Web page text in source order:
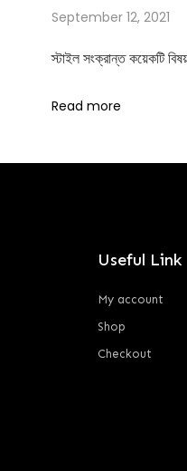
টি
ষ
September 12, 2021
স্টাইল সংক্রান্ত কয়েকটি
Read more
Useful Link
My account
Shop
Checkout